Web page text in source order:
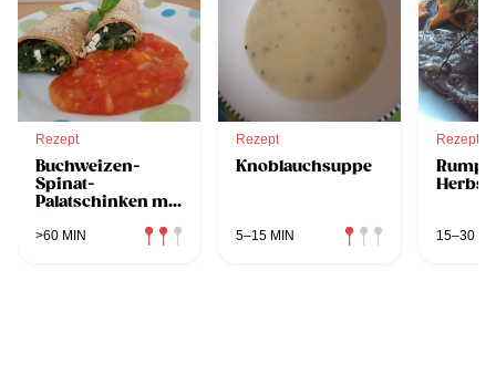
Rezept
Buchweizen-
Spinat-
Palatschinken mit
Basilikum-Soße
>60 MIN
Rezept
Knoblauchsuppe
5–15 MIN
Rezept
15–30